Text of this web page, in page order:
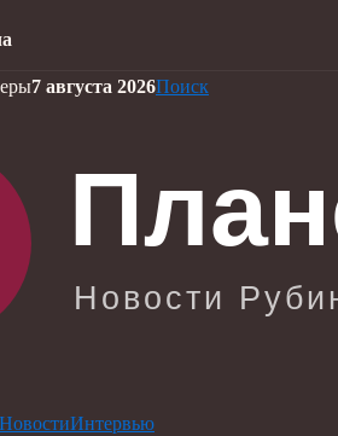
7 августа 2026Поиск
НовостиИнтервью